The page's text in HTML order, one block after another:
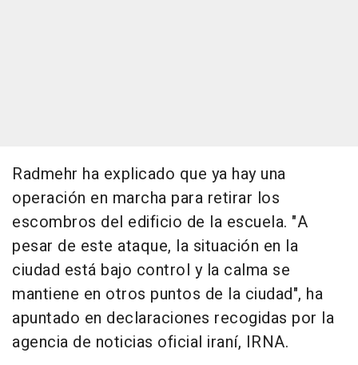
Radmehr ha explicado que ya hay una
operación en marcha para retirar los
escombros del edificio de la escuela. "A
pesar de este ataque, la situación en la
ciudad está bajo control y la calma se
mantiene en otros puntos de la ciudad", ha
apuntado en declaraciones recogidas por la
agencia de noticias oficial iraní, IRNA.